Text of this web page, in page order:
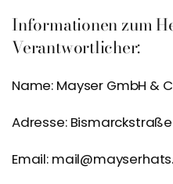
Informationen zum
Verantwortlicher:
Name: Mayser GmbH &
Adresse: Bismarckstraße
Email: